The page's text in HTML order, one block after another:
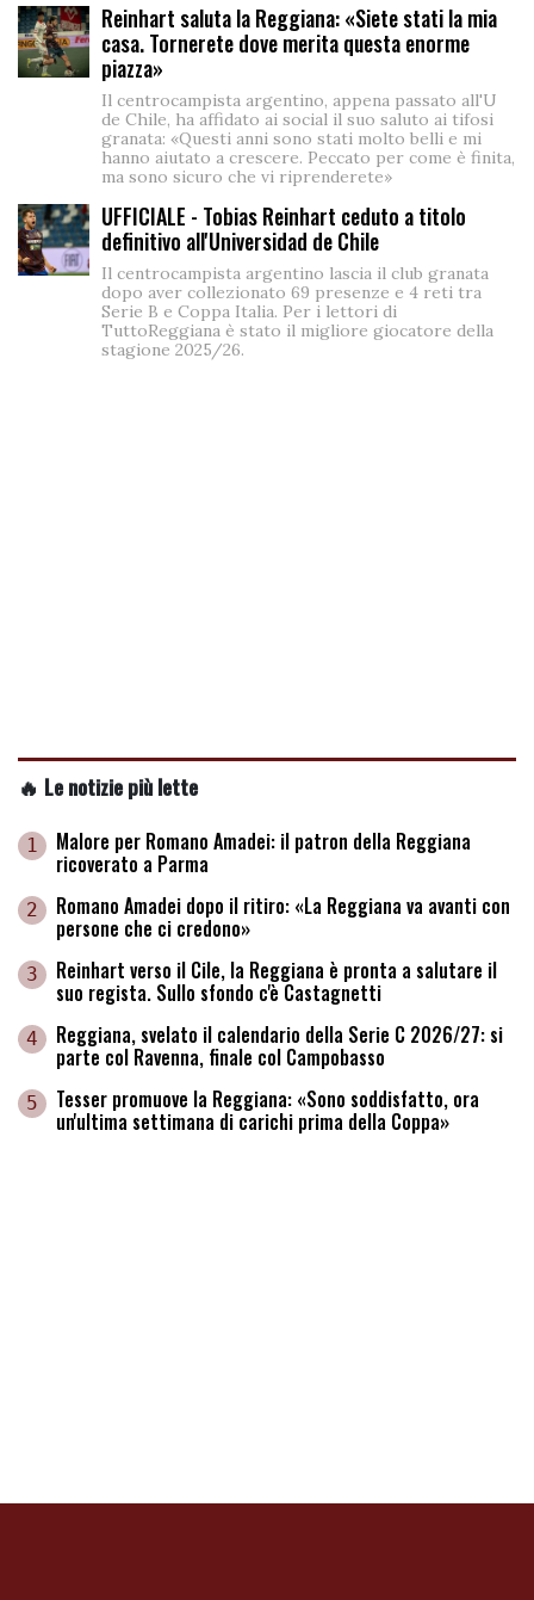
Reinhart saluta la Reggiana: «Siete stati la mia
casa. Tornerete dove merita questa enorme
piazza»
Il centrocampista argentino, appena passato all'U
de Chile, ha affidato ai social il suo saluto ai tifosi
granata: «Questi anni sono stati molto belli e mi
hanno aiutato a crescere. Peccato per come è finita,
ma sono sicuro che vi riprenderete»
UFFICIALE - Tobias Reinhart ceduto a titolo
definitivo all'Universidad de Chile
Il centrocampista argentino lascia il club granata
dopo aver collezionato 69 presenze e 4 reti tra
Serie B e Coppa Italia. Per i lettori di
TuttoReggiana è stato il migliore giocatore della
stagione 2025/26.
🔥 Le notizie più lette
1 Malore per Romano Amadei: il patron della Reggiana
ricoverato a Parma
2 Romano Amadei dopo il ritiro: «La Reggiana va avanti con
persone che ci credono»
3 Reinhart verso il Cile, la Reggiana è pronta a salutare il
suo regista. Sullo sfondo c'è Castagnetti
4 Reggiana, svelato il calendario della Serie C 2026/27: si
parte col Ravenna, finale col Campobasso
5 Tesser promuove la Reggiana: «Sono soddisfatto, ora
un'ultima settimana di carichi prima della Coppa»